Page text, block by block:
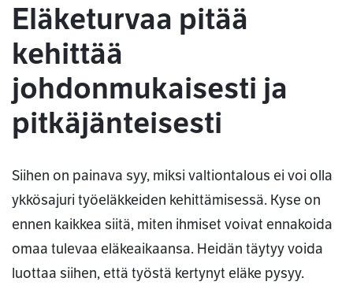
Eläketurvaa pitää
kehittää
johdonmukaisesti ja
pitkäjänteisesti
Siihen on painava syy, miksi valtiontalous ei voi olla
ykkösajuri työeläkkeiden kehittämisessä. Kyse on
ennen kaikkea siitä, miten ihmiset voivat ennakoida
omaa tulevaa eläkeaikaansa. Heidän täytyy voida
luottaa siihen, että työstä kertynyt eläke pysyy.